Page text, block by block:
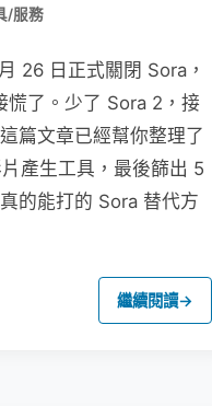
/服務
26 日正式關閉 Sora，
慌了。少了 Sora 2，接
篇文章已經幫你整理了
產生工具，最後篩出 5
的能打的 Sora 替代方
繼續閱讀→